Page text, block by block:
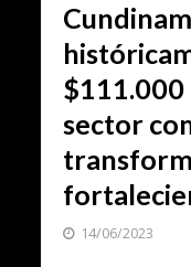
$111.000
sector
14/06/2023